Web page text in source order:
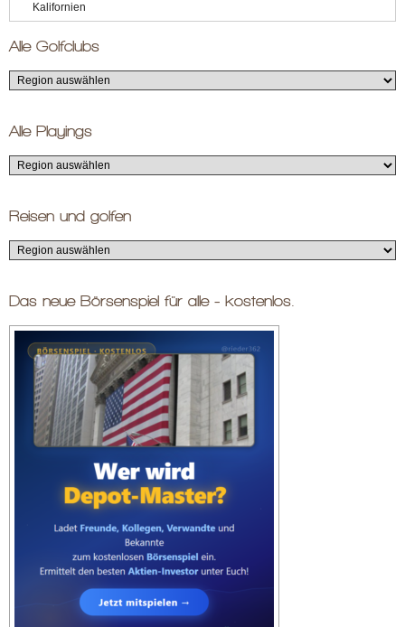
Kalifornien
Alle Golfclubs
Alle Playings
Reisen und golfen
Das neue Börsenspiel für alle - kostenlos.